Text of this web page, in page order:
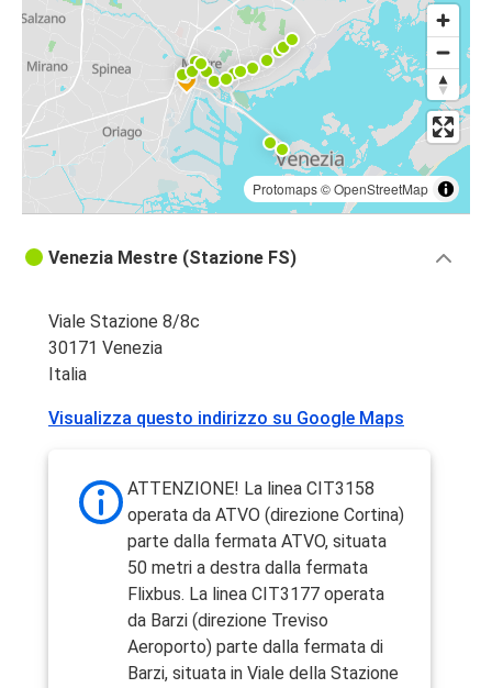
Protomaps©OpenStreetMap
Venezia Mestre (Stazione FS)
Viale Stazione 8/8c
30171 Venezia
Italia
Visualizza questo indirizzo su Google Maps
ATTENZIONE! La linea CIT3158
operata da ATVO (direzione Cortina)
parte dalla fermata ATVO, situata
50 metri a destra dalla fermata
Flixbus. La linea CIT3177 operata
da Barzi (direzione Treviso
Aeroporto) parte dalla fermata di
Barzi, situata in Viale della Stazione